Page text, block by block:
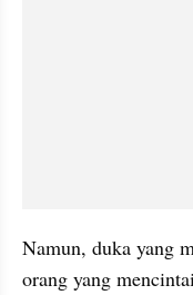
Namun, duka yang
orang yang